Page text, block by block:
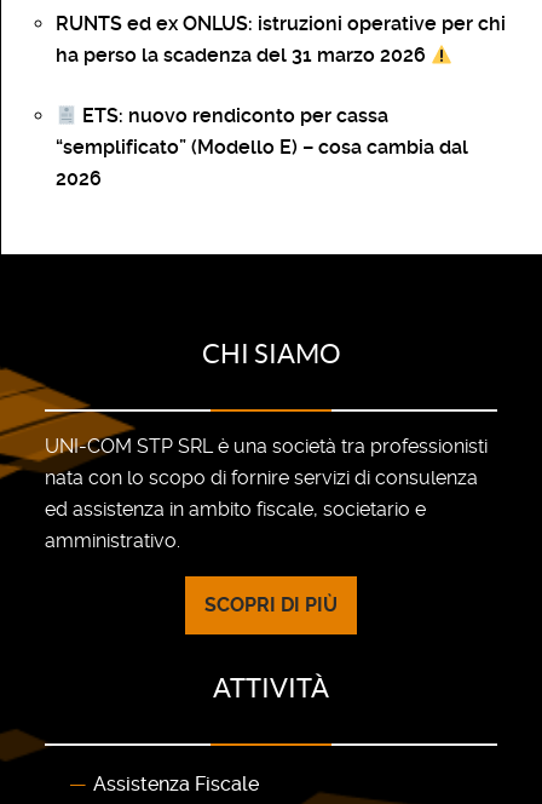
RUNTS ed ex ONLUS: istruzioni operative per chi
ha perso la scadenza del 31 marzo 2026
ETS: nuovo rendiconto per cassa
“semplificato” (Modello E) – cosa cambia dal
2026
CHI SIAMO
UNI-COM STP SRL è una società tra professionisti
nata con lo scopo di fornire servizi di consulenza
ed assistenza in ambito fiscale, societario e
amministrativo.
SCOPRI DI PIÙ
ATTIVITÀ
Assistenza Fiscale